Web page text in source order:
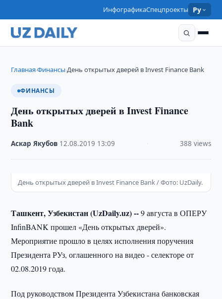
ИнфографикаСпецпроекты Ру
Главная›Финансы›День открытых дверей в Invest Finance Bank
ФИНАНСЫ
День открытых дверей в Invest Finance
Bank
Аскар Якубов 12.08.2019 13:09 388 views
День открытых дверей в Invest Finance Bank / Фото: UzDaily.
Ташкент, Узбекистан (UzDaily.uz) --9 августа в ОПЕРУ
InfinBANK прошел «День открытых дверей».
Мероприятие прошло в целях исполнения поручения
Президента РУз, оглашенного на видео - селекторе от
02.08.2019 года.
Под руководством Президента Узбекистана банковская